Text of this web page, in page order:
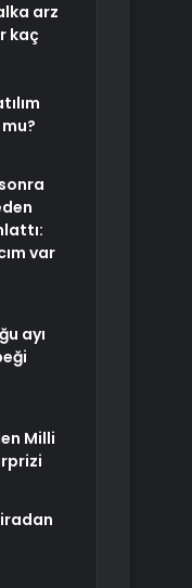
arz
kaç
var
ayı
Milli